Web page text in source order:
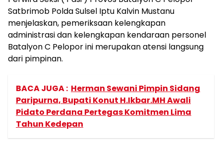
Satbrimob Polda Sulsel Iptu Kalvin Mustanu
menjelaskan, pemeriksaan kelengkapan
administrasi dan kelengkapan kendaraan personel
Batalyon C Pelopor ini merupakan atensi langsung
dari pimpinan.
BACA JUGA : Herman Sewani Pimpin Sidang
Paripurna, Bupati Konut H.Ikbar.MH Awali
Pidato Perdana Pertegas Komitmen Lima
Tahun Kedepan